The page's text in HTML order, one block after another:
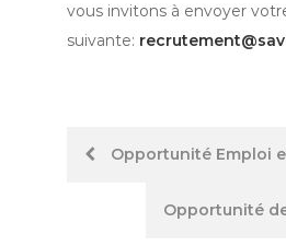
vous invitons à envoyer
suivante:
Post
navigation
Opportunité Emploi
Opportunité